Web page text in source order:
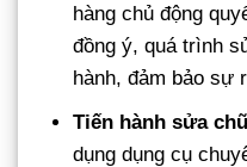
hàng chủ động
đồng ý, quá trình
hành, đảm bảo sự
Tiến hành sửa
dụng dụng cụ